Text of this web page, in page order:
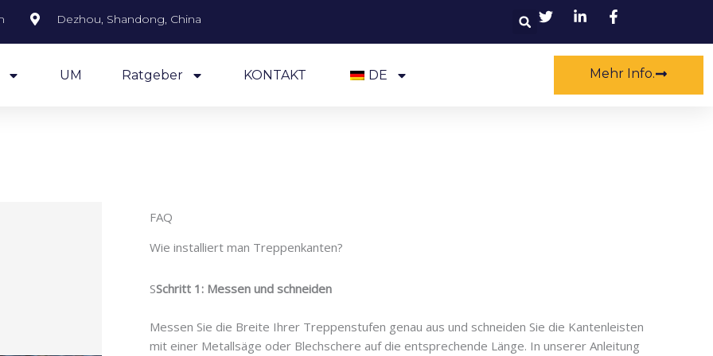
Dezhou, Shandong, China Suchen
UM Ratgeber KONTAKT DE Mehr Info.
FAQ
Wie installiert man Treppenkanten?
SSchritt 1: Messen und schneiden
Messen Sie die Breite Ihrer Treppenstufen genau aus und schneiden Sie die Kantenleisten
mit einer Metallsäge oder Blechschere auf die entsprechende Länge. In unserer Anleitung